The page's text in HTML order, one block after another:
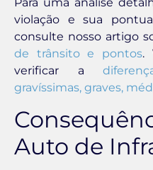
violação e sua
consulte nosso artigo
de trânsito e pontos.
verificar a
gravíssimas, graves,
Auto de